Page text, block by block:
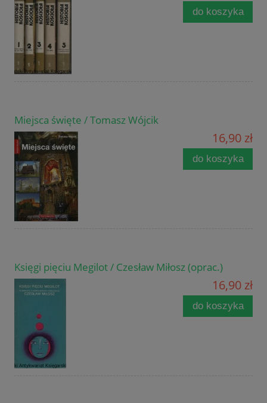
do koszyka
Miejsca święte / Tomasz Wójcik
16,90 zł
do koszyka
Księgi pięciu Megilot / Czesław Miłosz (oprac.)
16,90 zł
do koszyka